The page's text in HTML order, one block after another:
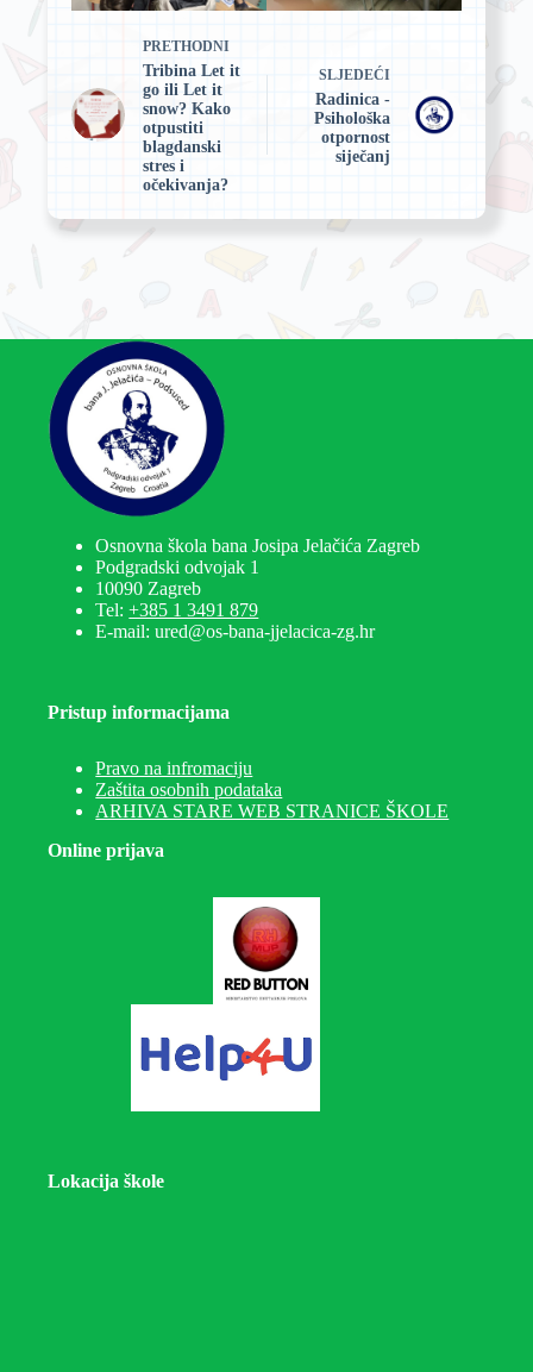
PRETHODNI
Tribina Let it
go ili Let it
snow? Kako
otpustiti
blagdanski
stres i
očekivanja?
SLJEDEĆI
Radinica -
Psihološka
otpornost
siječanj
Osnovna škola bana Josipa Jelačića Zagreb
Podgradski odvojak 1
10090 Zagreb
Tel:+385 1 3491 879
E-mail: ured@os-bana-jjelacica-zg.hr
Pristup informacijama
Pravo na infromaciju
Zaštita osobnih podataka
ARHIVA STARE WEB STRANICE ŠKOLE
Online prijava
Lokacija škole